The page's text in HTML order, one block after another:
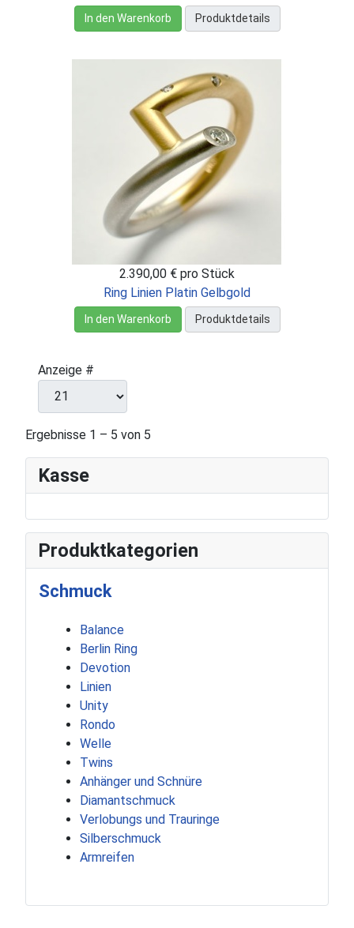
In den Warenkorb Produktdetails
2.390,00 € pro Stück
Ring Linien Platin Gelbgold
In den Warenkorb Produktdetails
Anzeige #
Ergebnisse 1 – 5 von 5
Kasse
Produktkategorien
Schmuck
Balance
Berlin Ring
Devotion
Linien
Unity
Rondo
Welle
Twins
Anhänger und Schnüre
Diamantschmuck
Verlobungs und Trauringe
Silberschmuck
Armreifen